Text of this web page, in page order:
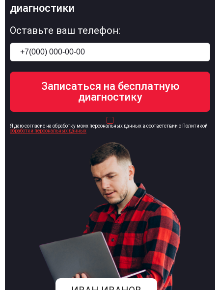
диагностики
Оставьте ваш телефон:
Я даю согласие на обработку моих персональных данных в соответствии с Политикой
обработки персональных данных